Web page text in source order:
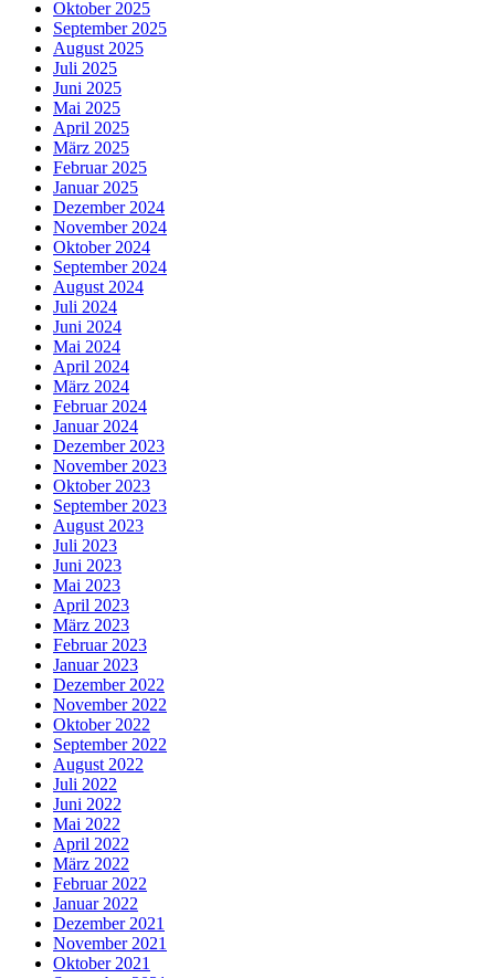
Oktober 2025
September 2025
August 2025
Juli 2025
Juni 2025
Mai 2025
April 2025
März 2025
Februar 2025
Januar 2025
Dezember 2024
November 2024
Oktober 2024
September 2024
August 2024
Juli 2024
Juni 2024
Mai 2024
April 2024
März 2024
Februar 2024
Januar 2024
Dezember 2023
November 2023
Oktober 2023
September 2023
August 2023
Juli 2023
Juni 2023
Mai 2023
April 2023
März 2023
Februar 2023
Januar 2023
Dezember 2022
November 2022
Oktober 2022
September 2022
August 2022
Juli 2022
Juni 2022
Mai 2022
April 2022
März 2022
Februar 2022
Januar 2022
Dezember 2021
November 2021
Oktober 2021